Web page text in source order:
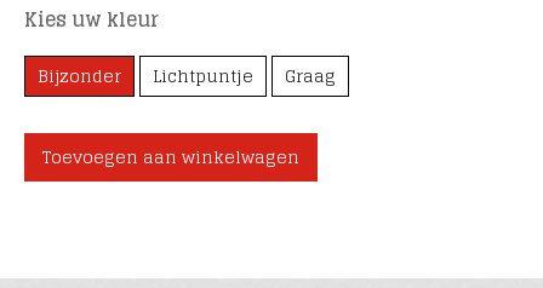
Kies uw kleur
Bijzonder Lichtpuntje Graag
Toevoegen aan winkelwagen